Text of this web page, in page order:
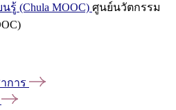
รู้ (Chula MOOC) ศูนย์นวัตกรรม
การ